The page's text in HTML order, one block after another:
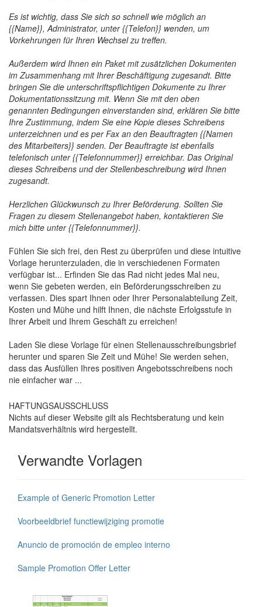
Es ist wichtig, dass Sie sich so schnell wie möglich an
{{Name}}, Administrator, unter {{Telefon}} wenden, um
Vorkehrungen für Ihren Wechsel zu treffen.
Außerdem wird Ihnen ein Paket mit zusätzlichen Dokumenten
im Zusammenhang mit Ihrer Beschäftigung zugesandt. Bitte
bringen Sie die unterschriftspflichtigen Dokumente zu Ihrer
Dokumentationssitzung mit. Wenn Sie mit den oben
genannten Bedingungen einverstanden sind, erklären Sie bitte
Ihre Zustimmung, indem Sie eine Kopie dieses Schreibens
unterzeichnen und es per Fax an den Beauftragten {{Namen
des Mitarbeiters}} senden. Der Beauftragte ist ebenfalls
telefonisch unter {{Telefonnummer}} erreichbar. Das Original
dieses Schreibens und der Stellenbeschreibung wird Ihnen
zugesandt.
Herzlichen Glückwunsch zu Ihrer Beförderung. Sollten Sie
Fragen zu diesem Stellenangebot haben, kontaktieren Sie
mich bitte unter {{Telefonnummer}}.
Fühlen Sie sich frei, den Rest zu überprüfen und diese intuitive
Vorlage herunterzuladen, die in verschiedenen Formaten
verfügbar ist... Erfinden Sie das Rad nicht jedes Mal neu,
wenn Sie gebeten werden, ein Beförderungsschreiben zu
verfassen. Dies spart Ihnen oder Ihrer Personalabteilung Zeit,
Kosten und Mühe und hilft Ihnen, die nächste Erfolgsstufe in
Ihrer Arbeit und Ihrem Geschäft zu erreichen!
Laden Sie diese Vorlage für einen Stellenausschreibungsbrief
herunter und sparen Sie Zeit und Mühe! Sie werden sehen,
dass das Ausfüllen Ihres positiven Angebotsschreibens noch
nie einfacher war ...
HAFTUNGSAUSSCHLUSS
Nichts auf dieser Website gilt als Rechtsberatung und kein
Mandatsverhältnis wird hergestellt.
Verwandte Vorlagen
Example of Generic Promotion Letter
Voorbeeldbrief functiewijziging promotie
Anuncio de promoción de empleo interno
Sample Promotion Offer Letter